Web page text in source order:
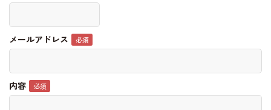
メールアドレス
内容